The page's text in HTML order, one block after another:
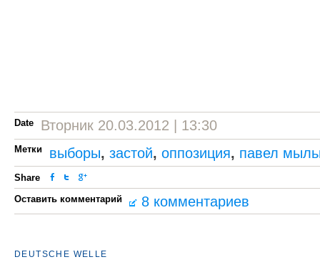
Date Вторник 20.03.2012 | 13:30
Метки выборы, застой, оппозиция, павел
Share
Оставить комментарий
8 комментариев
DEUTSCHE WELLE